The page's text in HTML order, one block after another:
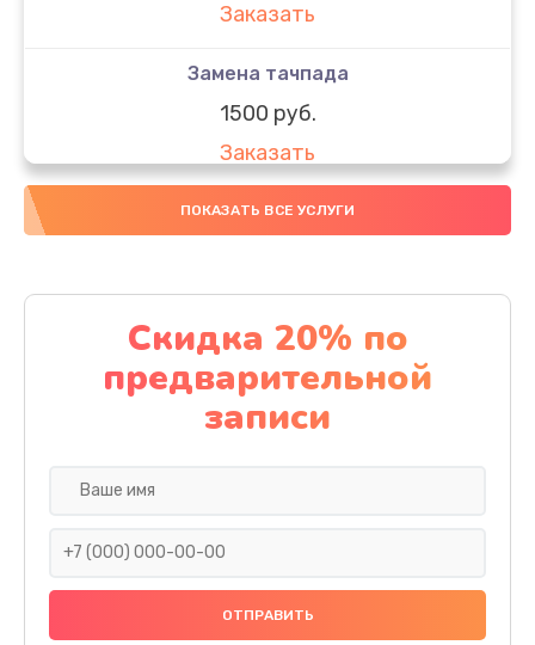
Заказать
Замена тачпада
1500 руб.
Заказать
Замена южного моста
Заказать
Чистка от пыли
1060 руб.
Заказать
Ремонт подсветки
ПОКАЗАТЬ ВСЕ УСЛУГИ
Скидка 20% по
предварительной
записи